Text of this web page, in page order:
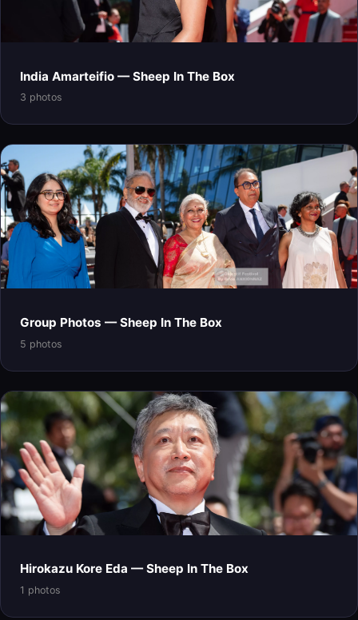
India Amarteifio — Sheep In The Box
3 photos
Group Photos — Sheep In The Box
5 photos
Hirokazu Kore Eda — Sheep In The Box
1 photos